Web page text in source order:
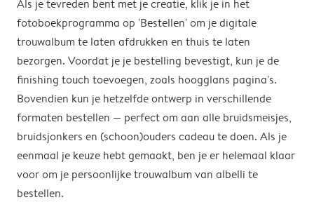
Als je tevreden bent met je creatie, klik je in het
fotoboekprogramma op 'Bestellen' om je digitale
trouwalbum te laten afdrukken en thuis te laten
bezorgen. Voordat je je bestelling bevestigt, kun je de
finishing touch toevoegen, zoals hoogglans pagina's.
Bovendien kun je hetzelfde ontwerp in verschillende
formaten bestellen — perfect om aan alle bruidsmeisjes,
bruidsjonkers en (schoon)ouders cadeau te doen. Als je
eenmaal je keuze hebt gemaakt, ben je er helemaal klaar
voor om je persoonlijke trouwalbum van albelli te
bestellen.